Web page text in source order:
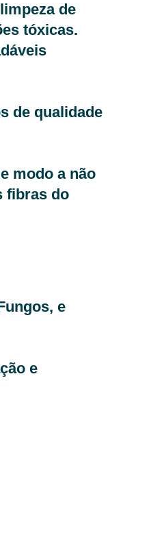
de
tóxicas.
de qualidade
modo a não
fibras do
e
e